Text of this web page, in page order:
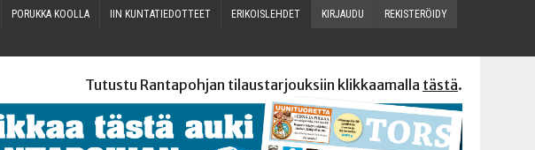
PORUK­KA KOOLLA IIN KUN­TA­TIE­DOT­TEET ERI­KOIS­LEH­DET KIR­JAU­DU REKIS­TE­RÖI­DY
Tutustu Rantapohjan tilaustarjouksiin klikkaamalla tästä.